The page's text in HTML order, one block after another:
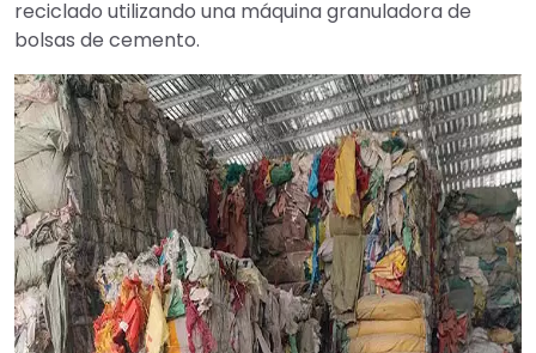
reciclado utilizando una máquina granuladora de
bolsas de cemento.